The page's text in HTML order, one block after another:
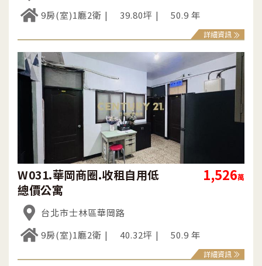
9房(室)1廳2衛
39.80坪 50.9 年
詳細資訊
W031.華岡商圈.收租自用低
總價公寓
1,526萬
台北市士林區華岡路
9房(室)1廳2衛
40.32坪 50.9 年
詳細資訊